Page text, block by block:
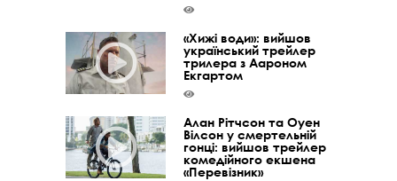
«Хижі води»: вийшов
український трейлер
трилера з Аароном
Екгартом
Алан Рітчсон та Оуен
Вілсон у смертельній
гонці: вийшов трейлер
комедійного екшена
«Перевізник»